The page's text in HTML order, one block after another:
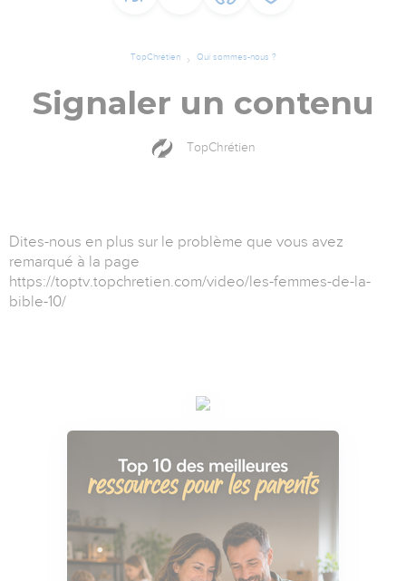
TopChrétien Qui sommes-nous ?
Signaler un contenu
TopChrétien
Dites-nous en plus sur le problème que vous avez
remarqué à la page
https://toptv.topchretien.com/video/les-femmes-de-la-
bible-10/